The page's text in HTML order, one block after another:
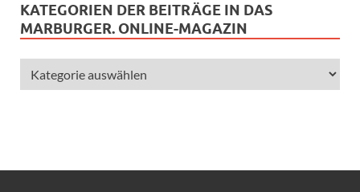
KATEGORIEN DER BEITRÄGE IN DAS
MARBURGER. ONLINE-MAGAZIN